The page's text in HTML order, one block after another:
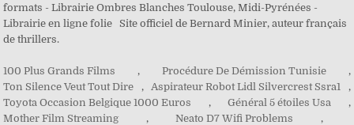
100 Plus Grands Films , Procédure De Démission Tunisie
,
Ton Silence Veut Tout Dire
, Aspirateur Robot Lidl Silvercrest Ssra1
,
Toyota Occasion Belgique 1000 Euros
, Général 5 étoiles Usa
,
Mother Film Streaming
, Neato D7 Wifi Problems ,